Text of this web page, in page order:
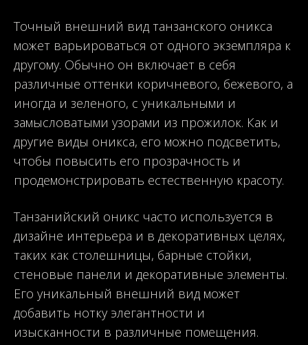
Точный внешний вид танзанского оникса
может варьироваться от одного экземпляра к
другому. Обычно он включает в себя
различные оттенки коричневого, бежевого, а
иногда и зеленого, с уникальными и
замысловатыми узорами из прожилок. Как и
другие виды оникса, его можно подсветить,
чтобы повысить его прозрачность и
продемонстрировать естественную красоту.
Танзанийский оникс часто используется в
дизайне интерьера и в декоративных целях,
таких как столешницы, барные стойки,
стеновые панели и декоративные элементы.
Его уникальный внешний вид может
добавить нотку элегантности и
изысканности в различные помещения.